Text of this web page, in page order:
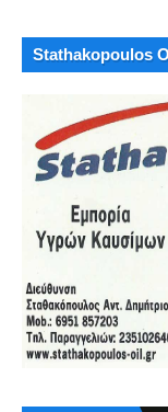
Stathakopoulos